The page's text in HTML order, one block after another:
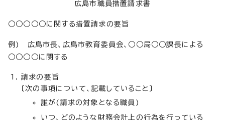
広島市職員措置請求書
○○○○○に関する措置請求の要旨
例) 広島市長、広島市教育委員会、○○局○○課長による
○○○○に関する
請求の要旨
〔次の事項について、記載していること〕
誰が(請求の対象となる職員)
いつ、どのような財務会計上の行為を行っている